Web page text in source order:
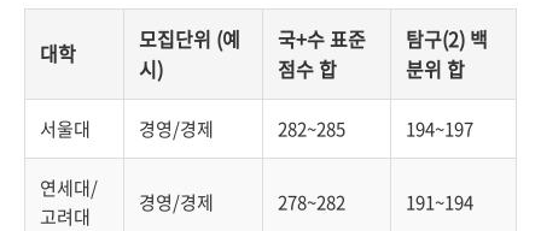
대학
모집단위 (예
시)
국+수 표준
점수 합
탐구(2) 백
분위 합
서울대 경영/경제 282~285 194~197
연세대/
고려대
경영/경제 278~282 191~194